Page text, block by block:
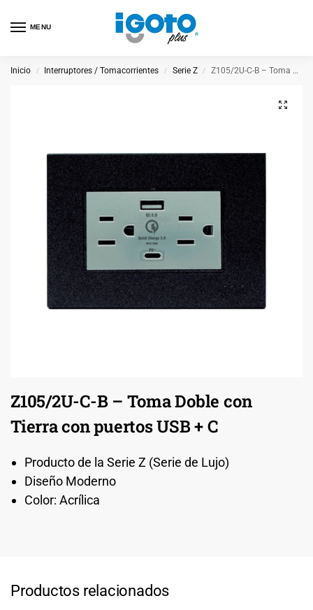
MENU
Inicio / Interruptores / Tomacorrientes / Serie Z / Z105/2U-C-B – Toma Doble con Tierra con puertos USB + C
Z105/2U-C-B – Toma Doble con
Tierra con puertos USB + C
Producto de la Serie Z (Serie de Lujo)
Diseño Moderno
Color: Acrílica
Productos relacionados